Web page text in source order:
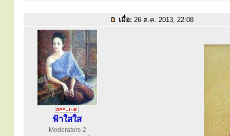
เมื่อ: 26 ต.ค. 2013, 22:08
ฟ้าใสใส
Moderators-2